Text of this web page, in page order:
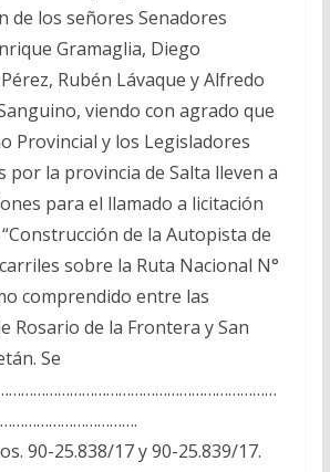
de los señores Senadores
Gramaglia, Diego
Rubén Lávaque y Alfredo
viendo con agrado que
Provincial y los Legisladores
por la provincia de Salta lleven a
para el llamado a licitación
de la Autopista de
sobre la Ruta Nacional N°
comprendido entre las
Rosario de la Frontera y San
Se
90-25.838/17 y 90-25.839/17.